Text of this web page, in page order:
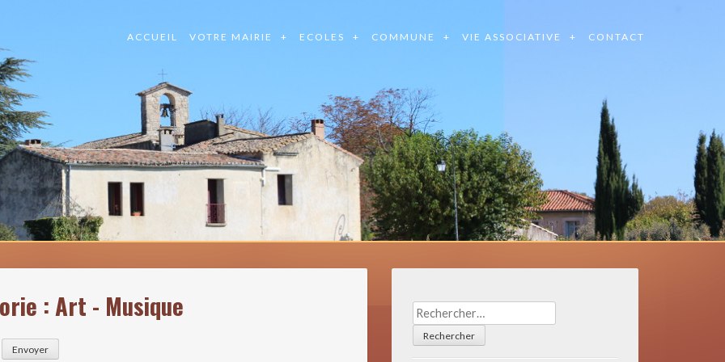
ACCUEIL VOTRE MAIRIE ECOLES COMMUNE VIE ASSOCIATIVE CONTACT
: Art - Musique Rechercher :